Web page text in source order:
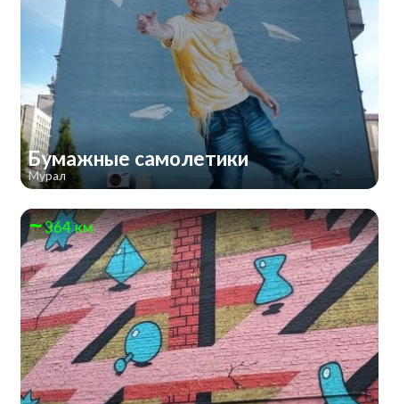
Бумажные самолетики
Мурал
364 км